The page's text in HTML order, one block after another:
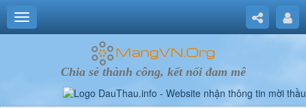
Chia sẻ thành công, kết nối đam mê